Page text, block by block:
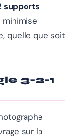
supports
minimise
quelle que soit
3-2-1
sur la